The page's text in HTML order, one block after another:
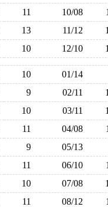
11 10/08
13 11/12
10 12/10
10
01/14
9 02/11
10 03/11
11 04/08
9
05/13
11 06/10
10 07/08
11 08/12